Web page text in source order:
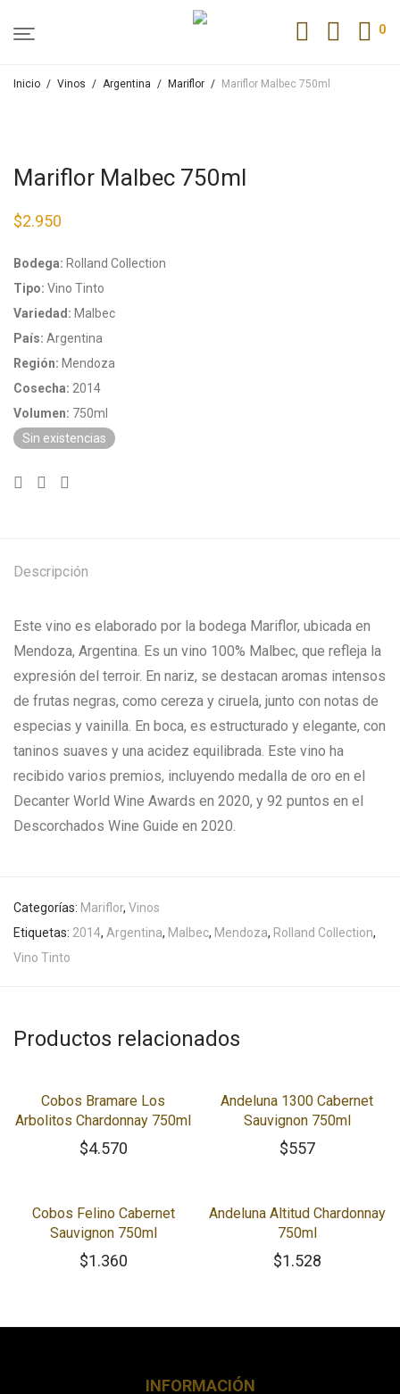
0
Inicio / Vinos / Argentina / Mariflor / Mariflor Malbec 750ml
Mariflor Malbec 750ml
$2.950
Bodega: Rolland Collection
Tipo: Vino Tinto
Variedad: Malbec
País: Argentina
Región: Mendoza
Cosecha: 2014
Volumen: 750ml
Sin existencias
Descripción
Este vino es elaborado por la bodega Mariflor, ubicada en
Mendoza, Argentina. Es un vino 100% Malbec, que refleja la
expresión del terroir. En nariz, se destacan aromas intensos
de frutas negras, como cereza y ciruela, junto con notas de
especias y vainilla. En boca, es estructurado y elegante, con
taninos suaves y una acidez equilibrada. Este vino ha
recibido varios premios, incluyendo medalla de oro en el
Decanter World Wine Awards en 2020, y 92 puntos en el
Descorchados Wine Guide en 2020.
Categorías: Mariflor, Vinos
Etiquetas: 2014, Argentina, Malbec, Mendoza, Rolland Collection,
Vino Tinto
Productos relacionados
Cobos Bramare Los
Arbolitos Chardonnay 750ml
$4.570
Andeluna 1300 Cabernet
Sauvignon 750ml
$557
Cobos Felino Cabernet
Sauvignon 750ml
$1.360
Andeluna Altitud Chardonnay
750ml
$1.528
INFORMACIÓN